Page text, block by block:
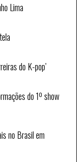
Lima
do K-pop’
do 1º show
no Brasil em